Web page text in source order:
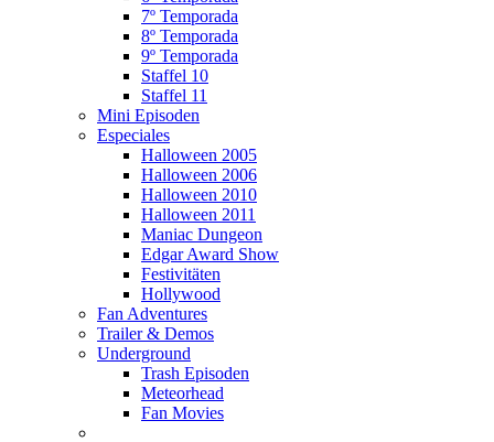
7º Temporada
8º Temporada
9º Temporada
Staffel 10
Staffel 11
Mini Episoden
Especiales
Halloween 2005
Halloween 2006
Halloween 2010
Halloween 2011
Maniac Dungeon
Edgar Award Show
Festivitäten
Hollywood
Fan Adventures
Trailer & Demos
Underground
Trash Episoden
Meteorhead
Fan Movies